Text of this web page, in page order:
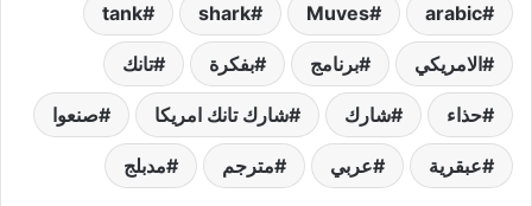
arabic
Muves
shark
tank
الامريكي برنامج بفكرة تانك
حذاء شارك شارك تانك امريكا صنعوا
عبقرية عربي مترجم مدبلج